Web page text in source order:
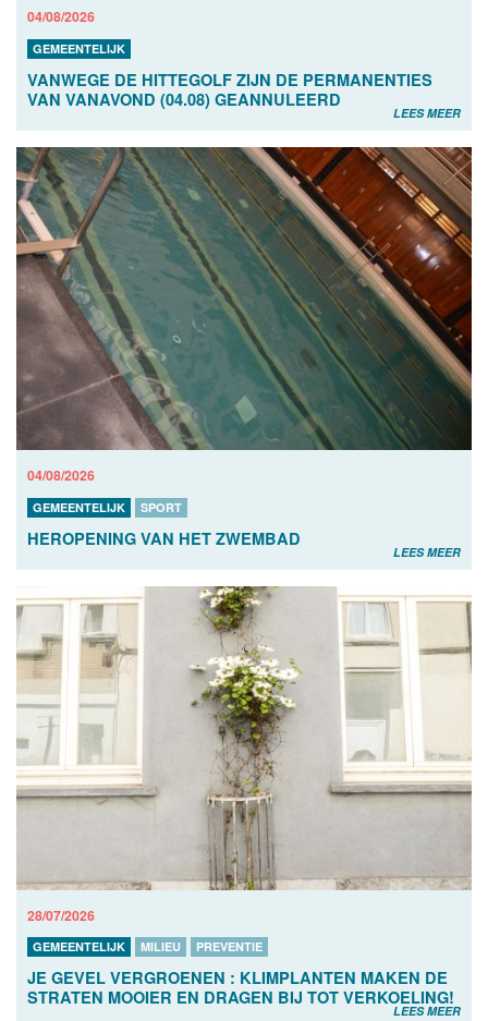
04/08/2026
GEMEENTELIJK
VANWEGE DE HITTEGOLF ZIJN DE PERMANENTIES
VAN VANAVOND (04.08) GEANNULEERD
LEES MEER
04/08/2026
GEMEENTELIJK SPORT
HEROPENING VAN HET ZWEMBAD
LEES MEER
28/07/2026
GEMEENTELIJK MILIEU PREVENTIE
JE GEVEL VERGROENEN : KLIMPLANTEN MAKEN DE
STRATEN MOOIER EN DRAGEN BIJ TOT VERKOELING!
LEES MEER